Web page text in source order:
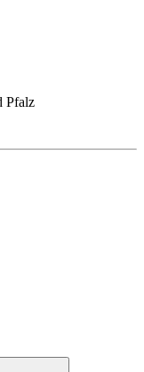
Pfalz